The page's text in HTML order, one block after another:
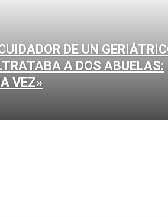
DE UN
A DOS ABUELAS:
VEZ»